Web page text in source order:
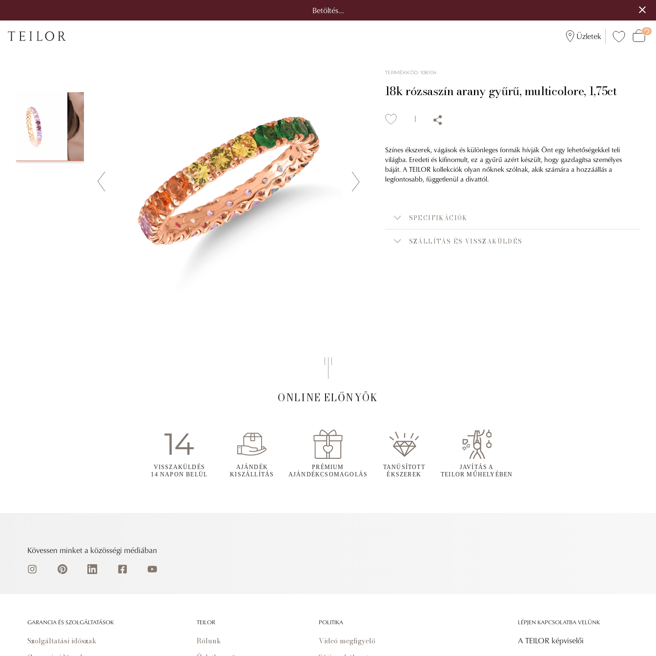
Betöltés...
Üzletek
TERMÉKKÓD:108104
18k rózsaszín arany gyűrű, multicolore, 1,75ct
Színes ékszerek, vágások és különleges formák hívják Önt egy lehetőségekkel teli
világba. Eredeti és kifinomult, ez a gyűrű azért készült, hogy gazdagítsa személyes
báját. A TEILOR kollekciók olyan nőknek szólnak, akik számára a hozzáállás a
legfontosabb, függetlenül a divattól.
SPECIFIKÁCIÓK
SZÁLLÍTÁS ÉS VISSZAKÜLDÉS
ONLINE ELŐNYÖK
VISSZAKÜLDÉS
14 NAPON BELÜL
AJÁNDÉK
KISZÁLLÍTÁS
PRÉMIUM
AJÁNDÉKCSOMAGOLÁS
TANÚSÍTOTT
ÉKSZEREK
JAVÍTÁS A
TEILOR MŰHELYÉBEN
Kövessen minket a közösségi médiában
GARANCIA ÉS SZOLGÁLTATÁSOK
Szolgáltatási időszak
TEILOR
Rólunk
POLITIKA
Videó megfigyelő
LÉPJEN KAPCSOLATBA VELÜNK
A TEILOR képviselői